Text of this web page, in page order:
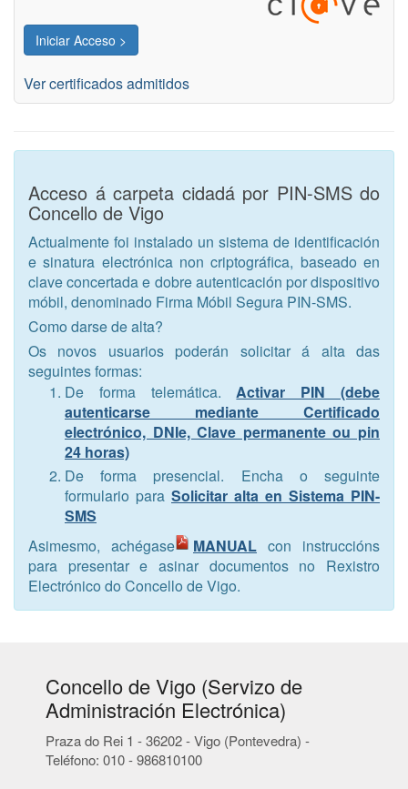
Ver certificados admitidos
Acceso á carpeta cidadá por PIN-SMS do
Concello de Vigo
Actualmente foi instalado un sistema de identificación
e sinatura electrónica non criptográfica, baseado en
clave concertada e dobre autenticación por dispositivo
móbil, denominado Firma Móbil Segura PIN-SMS.
Como darse de alta?
Os novos usuarios poderán solicitar á alta das
seguintes formas:
De forma telemática.Activar PIN (debe
autenticarse mediante Certificado
electrónico, DNIe, Clave permanente ou pin
24 horas)
De forma presencial. Encha o seguinte
formulario para Solicitar alta en Sistema PIN-
SMS
Asimesmo, achégase
MANUAL con instruccións
para presentar e asinar documentos no Rexistro
Electrónico do Concello de Vigo.
Concello de Vigo (Servizo de
Administración Electrónica)
Praza do Rei 1 - 36202 - Vigo (Pontevedra) -
Teléfono: 010 - 986810100